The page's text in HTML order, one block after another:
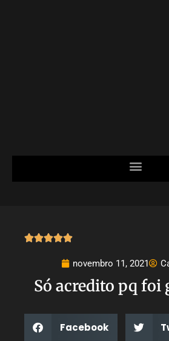

novembro 11, 2021
Só acredito pq foi
Facebook